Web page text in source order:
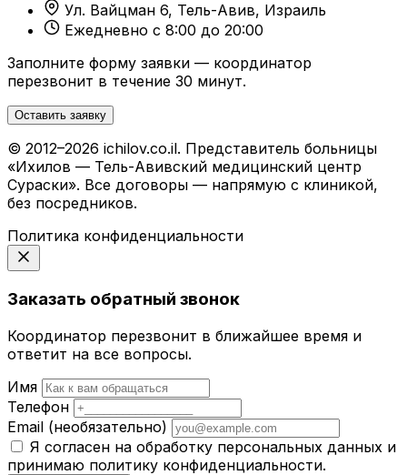
Ул. Вайцман 6, Тель-Авив, Израиль
Ежедневно с 8:00 до 20:00
Заполните форму заявки — координатор
перезвонит в течение 30 минут.
Оставить заявку
© 2012–2026 ichilov.co.il. Представитель больницы
«Ихилов — Тель-Авивский медицинский центр
Сураски». Все договоры — напрямую с клиникой,
без посредников.
Политика конфиденциальности
Заказать обратный звонок
Координатор перезвонит в ближайшее время и
ответит на все вопросы.
Имя
Телефон
Email (необязательно)
Я согласен на обработку персональных данных и
принимаю политику конфиденциальности.